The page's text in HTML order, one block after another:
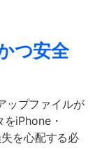
つ安全
ップファイルが
iPhone・
を心配する必